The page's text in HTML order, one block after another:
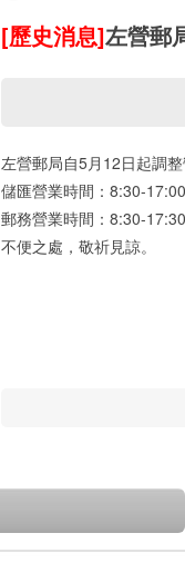
[歷史消息]左營郵
左營郵局自5月12日起調
儲匯營業時間：8:30-17:00
郵務營業時間：8:30-17:30
不便之處，敬祈見諒。